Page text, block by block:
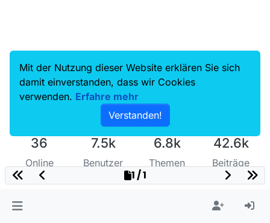
36
Online
7.5k
Benutzer
6.8k
Themen
42.6k
Beiträge
1 / 1
Mit der Nutzung dieser Website erklären Sie sich
damit einverstanden, dass wir Cookies
verwenden. Erfahre mehr
Verstanden!